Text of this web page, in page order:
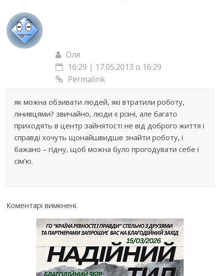
Оля
16:29 | 17.05.2013 о 16:29
Permalink
як можна обзивати людей, які втратили роботу,
лінивцями? звичайно, люди є різні, але багато
приходять в центр зайнятості не від доброго життя і
справді хочуть щонайшвидше знайти роботу, і
бажано – гідну, щоб можна було прогодувати себе і
сім’ю.
Коментарі вимкнені.